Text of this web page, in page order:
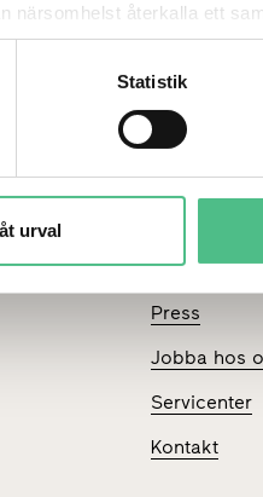
närsomhelst återkalla ett
Statistik
urval
Om
Investerare
Press
Jobba hos
Servicenter
Kontakt